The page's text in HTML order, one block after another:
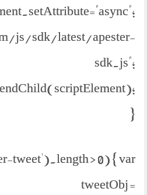
js/sdk/latest/apester-
sdk.js";
}
> 0) { var
tweetObj =